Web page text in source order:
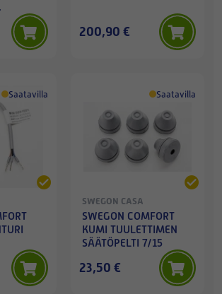
200,90 €
Saatavilla Saatavilla
SWEGON CASA
SWEGON COMFORT
KUMI TUULETTIMEN
SÄÄTÖPELTI 7/15
23,50 €